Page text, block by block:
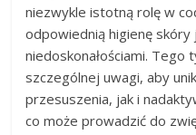
niezwykle istotną rolę w
odpowiednią higienę
niedoskonałościami. Tego
szczególnej uwagi, aby
przesuszenia, jak i
co może prowadzić do